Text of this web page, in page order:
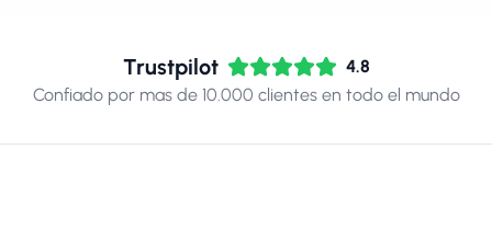
Trustpilot
4.8
Confiado por mas de 10.000 clientes en todo el mundo